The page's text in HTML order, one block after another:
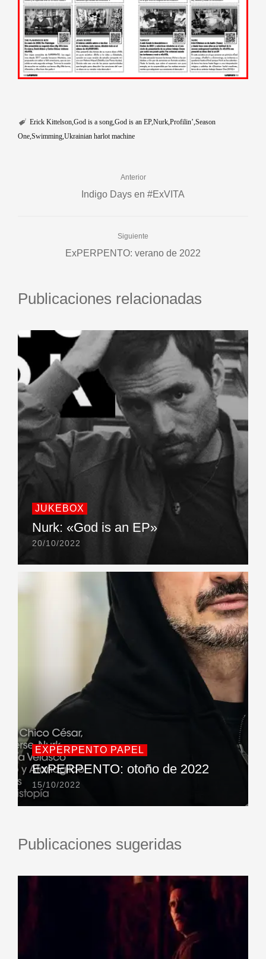
Erick Kittelson God is a song God is an EP Nurk Profilin’ Season
One Swimming Ukrainian harlot machine
Anterior
Indigo Days en #ExVITA
Siguiente
ExPERPENTO: verano de 2022
Publicaciones relacionadas
JUKEBOX
Nurk: «God is an EP»
20/10/2022
EXPERPENTO PAPEL
ExPERPENTO: otoño de 2022
15/10/2022
Publicaciones sugeridas